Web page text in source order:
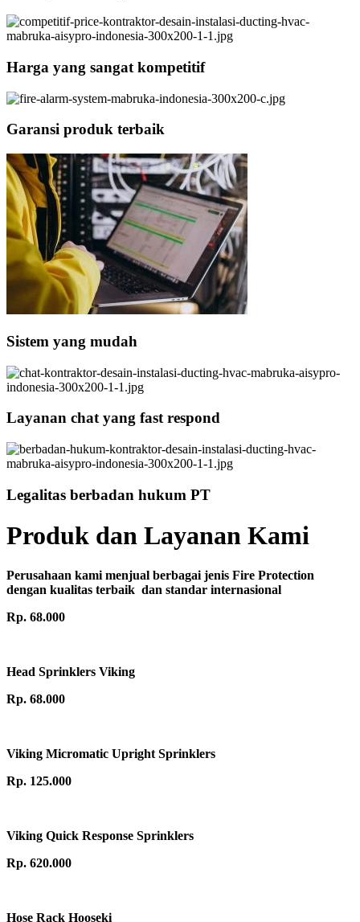
Harga yang sangat kompetitif
Garansi produk terbaik
Sistem yang mudah
Layanan chat yang fast respond
Legalitas berbadan hukum PT
Produk dan Layanan Kami
Perusahaan kami menjual berbagai jenis Fire Protection
dengan kualitas terbaik dan standar internasional
Rp. 68.000
Head Sprinklers Viking
Rp. 68.000
Viking Micromatic Upright Sprinklers
Rp. 125.000
Viking Quick Response Sprinklers
Rp. 620.000
Hose Rack Hooseki